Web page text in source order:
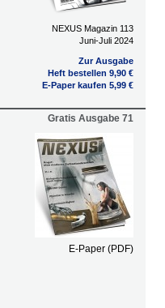
NEXUS Magazin 113
Juni-Juli 2024
Zur Ausgabe
Heft bestellen 9,90 €
E-Paper kaufen 5,99 €
Gratis Ausgabe 71
E-Paper (PDF)